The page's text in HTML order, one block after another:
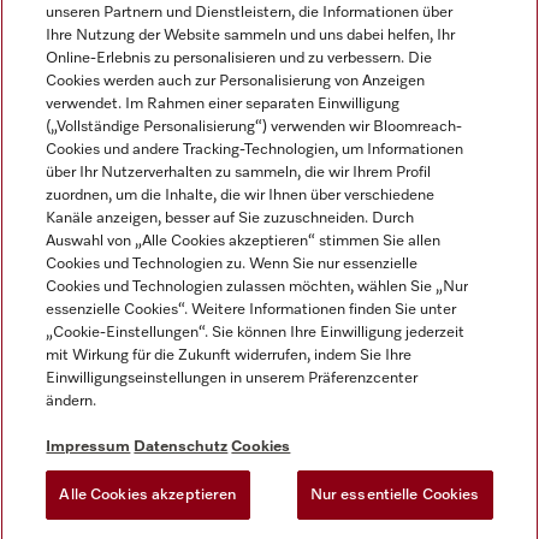
Impressum
AGB
Datenschutz
Nutzungsbedingungen
EU-Gesetzen über digitale Dienste
Cookie Einstellungen
Miele auf Instagram
Miele auf Facebook
Miele auf Youtube
unseren Partnern und Dienstleistern, die Informationen über
Ihre Nutzung der Website sammeln und uns dabei helfen, Ihr
Online-Erlebnis zu personalisieren und zu verbessern. Die
Cookies werden auch zur Personalisierung von Anzeigen
verwendet. Im Rahmen einer separaten Einwilligung
(„Vollständige Personalisierung“) verwenden wir Bloomreach-
Cookies und andere Tracking-Technologien, um Informationen
über Ihr Nutzerverhalten zu sammeln, die wir Ihrem Profil
zuordnen, um die Inhalte, die wir Ihnen über verschiedene
Kanäle anzeigen, besser auf Sie zuzuschneiden. Durch
Auswahl von „Alle Cookies akzeptieren“ stimmen Sie allen
Cookies und Technologien zu. Wenn Sie nur essenzielle
Cookies und Technologien zulassen möchten, wählen Sie „Nur
essenzielle Cookies“. Weitere Informationen finden Sie unter
„Cookie-Einstellungen“. Sie können Ihre Einwilligung jederzeit
mit Wirkung für die Zukunft widerrufen, indem Sie Ihre
Einwilligungseinstellungen in unserem Präferenzcenter
ändern.
Impressum Datenschutz Cookies
Alle Cookies akzeptieren Nur essentielle Cookies